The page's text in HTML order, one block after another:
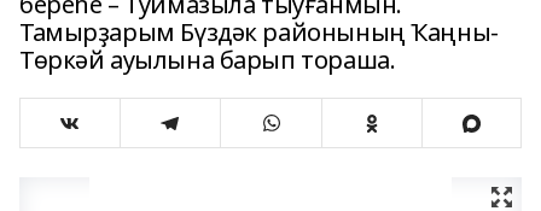
Тамырҙарым Бүздәк районының Ҡаңны-
Төркәй ауылына барып тораша.